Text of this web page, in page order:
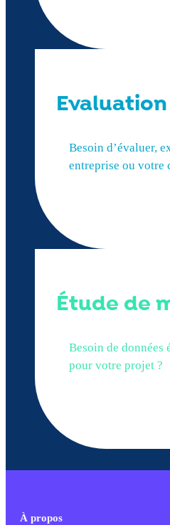
Evaluation
Besoin d’évaluer,
entreprise ou votre
Étude de
Besoin de données
pour votre projet ?
À propos